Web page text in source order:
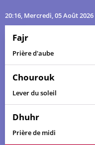
20:16, Mercredi, 05 Août 2026
Fajr
Prière d'aube
Chourouk
Lever du soleil
Dhuhr
Prière de midi